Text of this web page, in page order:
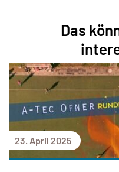
Das
23. April 2025